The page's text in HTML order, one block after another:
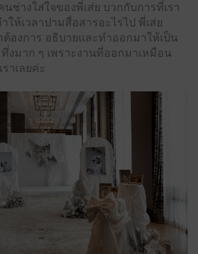
ช่างใส่ใจของพี่เส่ย บวกกับการที่เรา
ให้เวลาปามสื่อสารอะไรไป พี่เส่ย
ต้องการ อธิบายและทําออกมาให้เป็น
งมาก ๆ เพราะงานที่ออกมาเหมือน
าเลยค่ะ